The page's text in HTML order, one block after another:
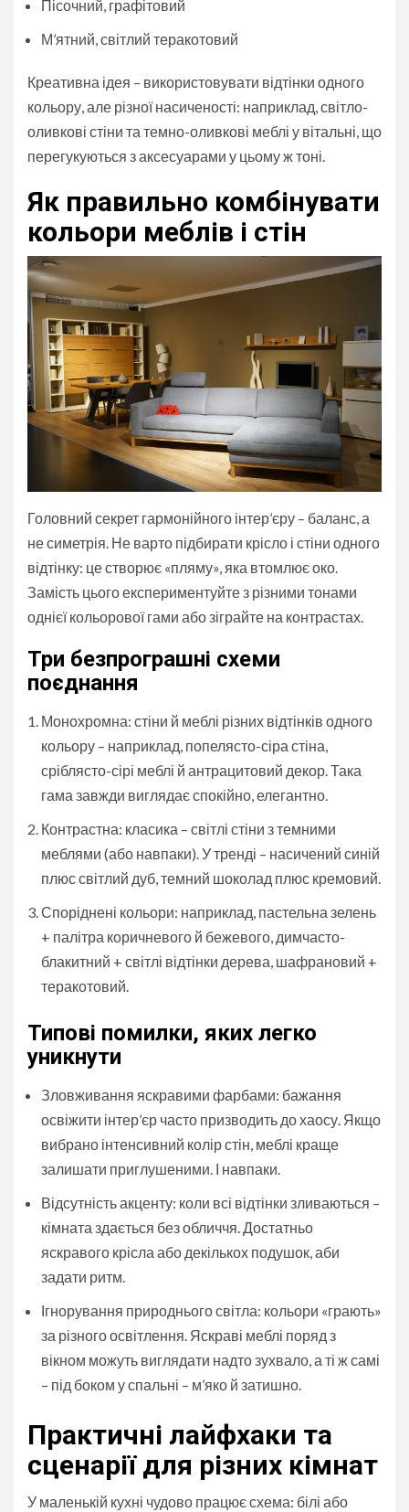
Пісочний, графітовий
М’ятний, світлий теракотовий
Креативна ідея – використовувати відтінки одного
кольору, але різної насиченості: наприклад, світло-
оливкові стіни та темно-оливкові меблі у вітальні, що
перегукуються з аксесуарами у цьому ж тоні.
Як правильно комбінувати
кольори меблів і стін
Головний секрет гармонійного інтер’єру – баланс, а
не симетрія. Не варто підбирати крісло і стіни одного
відтінку: це створює «пляму», яка втомлює око.
Замість цього експериментуйте з різними тонами
однієї кольорової гами або зіграйте на контрастах.
Три безпрограшні схеми
поєднання
Монохромна: стіни й меблі різних відтінків одного
кольору – наприклад, попелясто-сіра стіна,
сріблясто-сірі меблі й антрацитовий декор. Така
гама завжди виглядає спокійно, елегантно.
Контрастна: класика – світлі стіни з темними
меблями (або навпаки). У тренді – насичений синій
плюс світлий дуб, темний шоколад плюс кремовий.
Споріднені кольори: наприклад, пастельна зелень
+ палітра коричневого й бежевого, димчасто-
блакитний + світлі відтінки дерева, шафрановий +
теракотовий.
Типові помилки, яких легко
уникнути
Зловживання яскравими фарбами: бажання
освіжити інтер’єр часто призводить до хаосу. Якщо
вибрано інтенсивний колір стін, меблі краще
залишати приглушеними. І навпаки.
Відсутність акценту: коли всі відтінки зливаються –
кімната здається без обличчя. Достатньо
яскравого крісла або декількох подушок, аби
задати ритм.
Ігнорування природнього світла: кольори «грають»
за різного освітлення. Яскраві меблі поряд з
вікном можуть виглядати надто зухвало, а ті ж самі
– під боком у спальні – м’яко й затишно.
Практичні лайфхаки та
сценарії для різних кімнат
У маленькій кухні чудово працює схема: білі або